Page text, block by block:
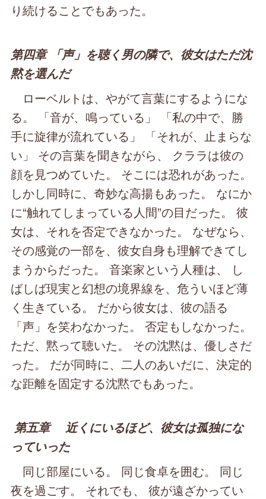
り続けることでもあった。
第四章 「声」を聴く男の隣で、彼女はただ沈
黙を選んだ
ローベルトは、やがて言葉にするようにな
る。 「音が、鳴っている」 「私の中で、勝
手に旋律が流れている」 「それが、止まらな
い」 その言葉を聞きながら、 クララは彼の
顔を見つめていた。 そこには恐れがあった。
しかし同時に、奇妙な高揚もあった。 なにか
に“触れてしまっている人間”の目だった。 彼
女は、それを否定できなかった。 なぜなら、
その感覚の一部を、彼女自身も理解できてし
まうからだった。 音楽家という人種は、 し
ばしば現実と幻想の境界線を、危ういほど薄
く生きている。 だから彼女は、彼の語る
「声」を笑わなかった。 否定もしなかった。
ただ、黙って聴いた。 その沈黙は、優しさだ
った。 だが同時に、二人のあいだに、決定的
な距離を固定する沈黙でもあった。
第五章 近くにいるほど、彼女は孤独にな
っていった
同じ部屋にいる。 同じ食卓を囲む。 同じ
夜を過ごす。 それでも、 彼が遠ざかってい